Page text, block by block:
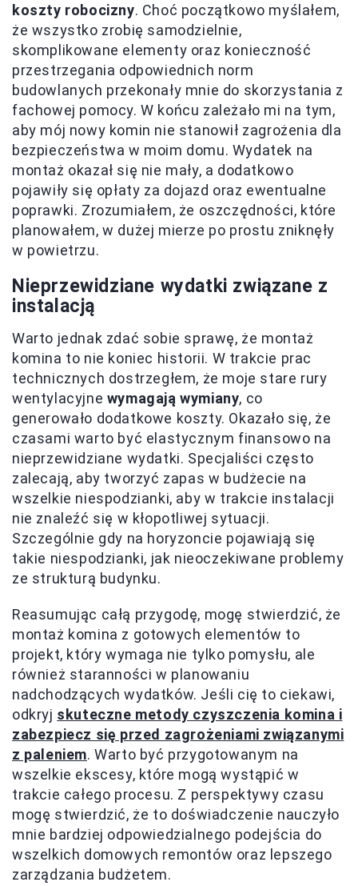
koszty robocizny. Choć początkowo myślałem,
że wszystko zrobię samodzielnie,
skomplikowane elementy oraz konieczność
przestrzegania odpowiednich norm
budowlanych przekonały mnie do skorzystania z
fachowej pomocy. W końcu zależało mi na tym,
aby mój nowy komin nie stanowił zagrożenia dla
bezpieczeństwa w moim domu. Wydatek na
montaż okazał się nie mały, a dodatkowo
pojawiły się opłaty za dojazd oraz ewentualne
poprawki. Zrozumiałem, że oszczędności, które
planowałem, w dużej mierze po prostu zniknęły
w powietrzu.
Nieprzewidziane wydatki związane z
instalacją
Warto jednak zdać sobie sprawę, że montaż
komina to nie koniec historii. W trakcie prac
technicznych dostrzegłem, że moje stare rury
wentylacyjne wymagają wymiany, co
generowało dodatkowe koszty. Okazało się, że
czasami warto być elastycznym finansowo na
nieprzewidziane wydatki. Specjaliści często
zalecają, aby tworzyć zapas w budżecie na
wszelkie niespodzianki, aby w trakcie instalacji
nie znaleźć się w kłopotliwej sytuacji.
Szczególnie gdy na horyzoncie pojawiają się
takie niespodzianki, jak nieoczekiwane problemy
ze strukturą budynku.
Reasumując całą przygodę, mogę stwierdzić, że
montaż komina z gotowych elementów to
projekt, który wymaga nie tylko pomysłu, ale
również staranności w planowaniu
nadchodzących wydatków. Jeśli cię to ciekawi,
odkryj skuteczne metody czyszczenia komina i
zabezpiecz się przed zagrożeniami związanymi
z paleniem. Warto być przygotowanym na
wszelkie ekscesy, które mogą wystąpić w
trakcie całego procesu. Z perspektywy czasu
mogę stwierdzić, że to doświadczenie nauczyło
mnie bardziej odpowiedzialnego podejścia do
wszelkich domowych remontów oraz lepszego
zarządzania budżetem.